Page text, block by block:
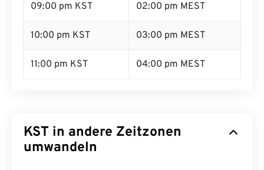
09:00 pm KST 02:00 pm MEST
10:00 pm KST 03:00 pm MEST
11:00 pm KST 04:00 pm MEST
KST in andere Zeitzonen
umwandeln